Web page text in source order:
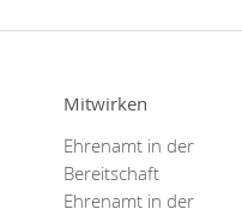
Mitwirken
Ehrenamt in der
Bereitschaft
Ehrenamt in der